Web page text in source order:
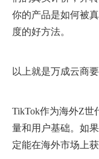
你的产品是如何被
度的好方法。
以上就是万成云商
TikTok作为海外Z世
量和用户基础。如
定能在海外市场上